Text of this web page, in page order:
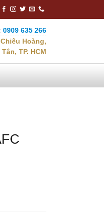
0909 635 266
Hoàng,
TP. HCM